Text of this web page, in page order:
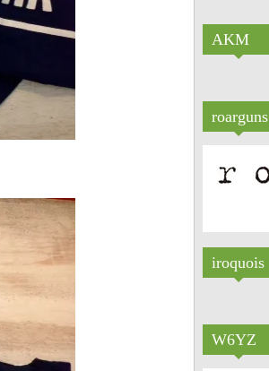
AKM
roarguns
iroquois
W6YZ